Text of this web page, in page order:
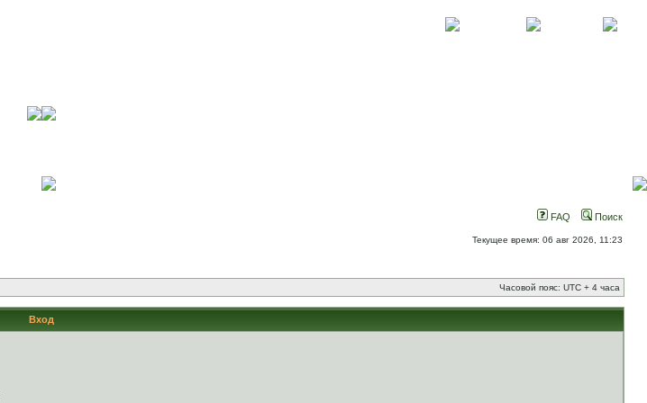
FAQ Поиск
Текущее время: 06 авг 2026, 11:23
Часовой пояс: UTC + 4 часа
Вход